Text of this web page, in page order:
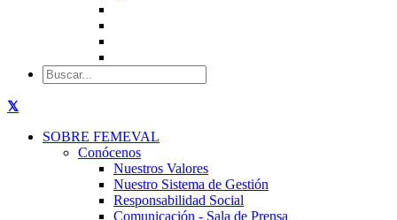
SOBRE FEMEVAL
Conócenos
Nuestros Valores
Nuestro Sistema de Gestión
Responsabilidad Social
Comunicación - Sala de Prensa